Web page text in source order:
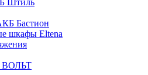
Штиль
Бастион
шкафы Eltena
ВОЛЬТ